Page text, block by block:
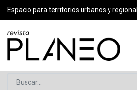
Espacio para territorios urbanos y
Buscar...